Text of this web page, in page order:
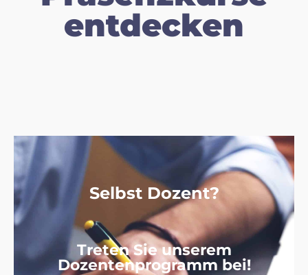
entdecken
Selbst Dozent?
Treten Sie unserem
Dozentenprogramm bei!